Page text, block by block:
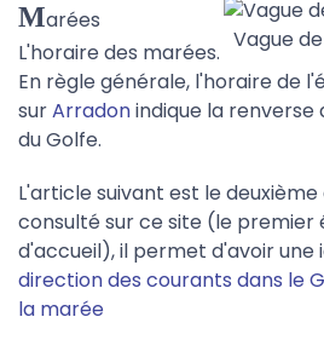
Vague
Marées
L'horaire des marées.
En règle générale, l'horaire de
surArradonindique la
du Golfe.
L'article suivant est le
consulté sur ce site (le premier
d'accueil), il permet d'avoir une
direction des courants dans le
la marée